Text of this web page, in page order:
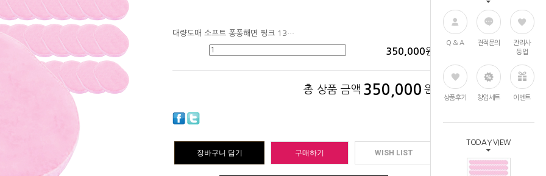
Q & A 견적문의
관리사
등업
상품후기 창업세트 이벤트
TODAY VIEW
대량도매 소프트 퐁퐁해면 핑크 13T 1000개 최고급형
350,000원
총 상품 금액 350,000 원
장바구니 담기 구매하기 WISH LIST